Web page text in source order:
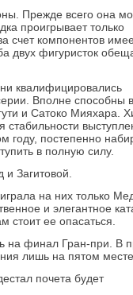
Прежде всего она
проигрывает только
счет компонентов
двух фигуристок
квалифицировались
Вполне способны
и Сатоко Мияхара.
стабильности
году, постепенно
в полную силу.
Загитовой.
на них только
и элегантное
стоит ее опасаться.
на финал Гран-при. В
лишь на пятом месте.
почета будет